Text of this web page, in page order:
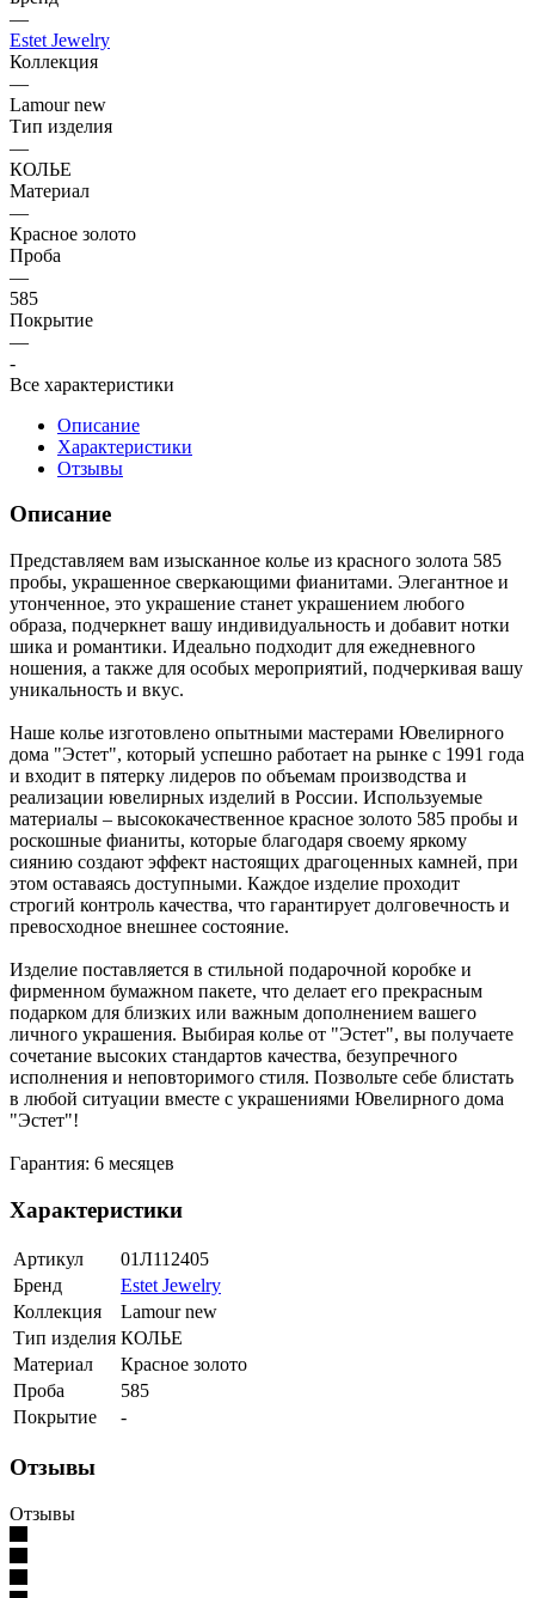
—
Estet Jewelry
Коллекция
—
Lamour new
Тип изделия
—
КОЛЬЕ
Материал
—
Красное золото
Проба
—
585
Покрытие
—
-
Все характеристики
Описание
Характеристики
Отзывы
Описание
Представляем вам изысканное колье из красного золота 585
пробы, украшенное сверкающими фианитами. Элегантное и
утонченное, это украшение станет украшением любого
образа, подчеркнет вашу индивидуальность и добавит нотки
шика и романтики. Идеально подходит для ежедневного
ношения, а также для особых мероприятий, подчеркивая вашу
уникальность и вкус.
Наше колье изготовлено опытными мастерами Ювелирного
дома "Эстет", который успешно работает на рынке с 1991 года
и входит в пятерку лидеров по объемам производства и
реализации ювелирных изделий в России. Используемые
материалы – высококачественное красное золото 585 пробы и
роскошные фианиты, которые благодаря своему яркому
сиянию создают эффект настоящих драгоценных камней, при
этом оставаясь доступными. Каждое изделие проходит
строгий контроль качества, что гарантирует долговечность и
превосходное внешнее состояние.
Изделие поставляется в стильной подарочной коробке и
фирменном бумажном пакете, что делает его прекрасным
подарком для близких или важным дополнением вашего
личного украшения. Выбирая колье от "Эстет", вы получаете
сочетание высоких стандартов качества, безупречного
исполнения и неповторимого стиля. Позвольте себе блистать
в любой ситуации вместе с украшениями Ювелирного дома
"Эстет"!
Гарантия: 6 месяцев
Характеристики
Артикул
01Л112405
Бренд
Estet Jewelry
Коллекция
Lamour new
Тип изделия КОЛЬЕ
Материал
Красное золото
Проба
585
Покрытие
-
Отзывы
Отзывы